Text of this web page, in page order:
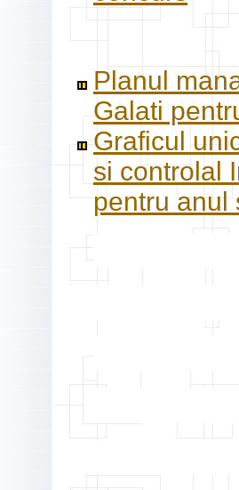
Planul
Galati
Graficul
si controlal
pentru anul